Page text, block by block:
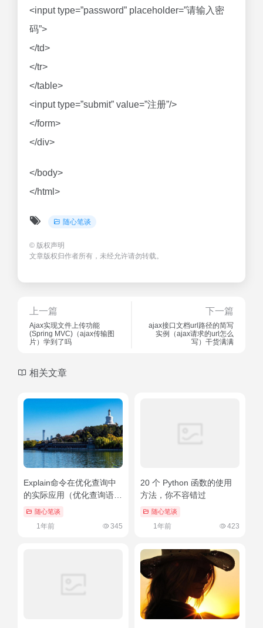
<input type=”password” placeholder=”请输入密
码”>
</td>
</tr>
</table>
<input type=”submit” value=”注册”/>
</form>
</div>
</body>
</html>
随心笔谈
© 版权声明
文章版权归作者所有，未经允许请勿转载。
上一篇
Ajax实现文件上传功能
(Spring MVC)（ajax传输图
片）学到了吗
下一篇
ajax接口文档url路径的简写
实例（ajax请求的url怎么
写）干货满满
相关文章
Explain命令在优化查询中
的实际应用（优化查询语句
从10秒到3秒）太疯狂了
随心笔谈
1年前 345
20 个 Python 函数的使用
方法，你不容错过
随心笔谈
1年前 423